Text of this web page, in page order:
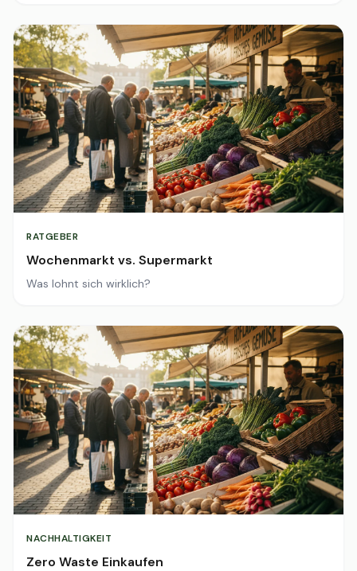
RATGEBER
Wochenmarkt vs. Supermarkt
Was lohnt sich wirklich?
NACHHALTIGKEIT
Zero Waste Einkaufen